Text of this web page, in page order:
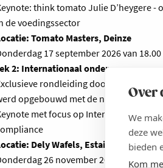
Over
We
deze
bieden
Kom
think tomato Julie D’heygere
de voedingssector
Tomato Masters, Deinze
17 september 2026 van
2: Internationaal ondernemen
rondleiding door de
opgebouwd met de nieuwste
met focus op Internationaal
Dely Wafels, Estaimpuis
26 november 2026 van 18.00